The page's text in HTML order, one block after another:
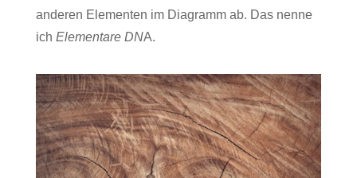
anderen Elementen im Diagramm ab. Das nenne
ich Elementare DNA.